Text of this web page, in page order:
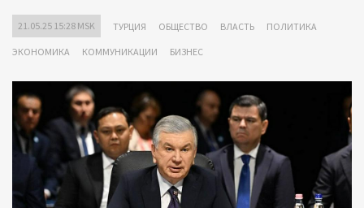
21.05.25 15:28 MSK ТУРЦИЯ ОБЩЕСТВО ВЛАСТЬ ПОЛИТИКА
ЭКОНОМИКА КОММУНИКАЦИИ БИЗНЕС